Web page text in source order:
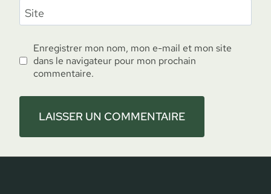
Site
Enregistrer mon nom, mon e-mail et mon site
dans le navigateur pour mon prochain
commentaire.